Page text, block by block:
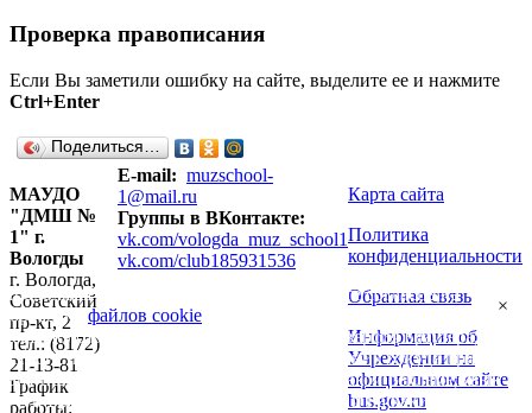
Проверка правописания
Если Вы заметили ошибку на сайте, выделите ее и нажмите
Ctrl+Enter
Поделиться…
МАУДО
"ДМШ №
1" г.
Вологды
г. Вологда,
Советский
пр-кт, 2
тел.: (8172)
21-13-81
График
работы:
E-mail: muzschool-
1@mail.ru
Группы в ВКонтакте:
vk.com/vologda_muz_school1
vk.com/club185931536
Карта сайта
Политика
конфиденциальности
Обратная связь
Информация об
Учреждении на
официальном сайте
bus.gov.ru
Продолжая использовать наш сайт, вы даете согласие на
обработку файлов cookie , пользовательских данных (сведения о
местоположении; тип и версия ОС; тип и версия Браузера; тип
устройства и разрешение его экрана; источник откуда пришел на
сайт пользователь; с какого сайта или по какой рекламе; язык
ОС и Браузера; какие страницы открывает и на какие кнопки
×